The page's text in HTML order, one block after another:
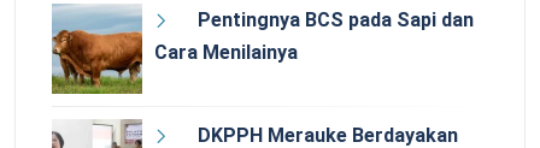
Pentingnya BCS pada Sapi dan
Cara Menilainya
DKPPH Merauke Berdayakan